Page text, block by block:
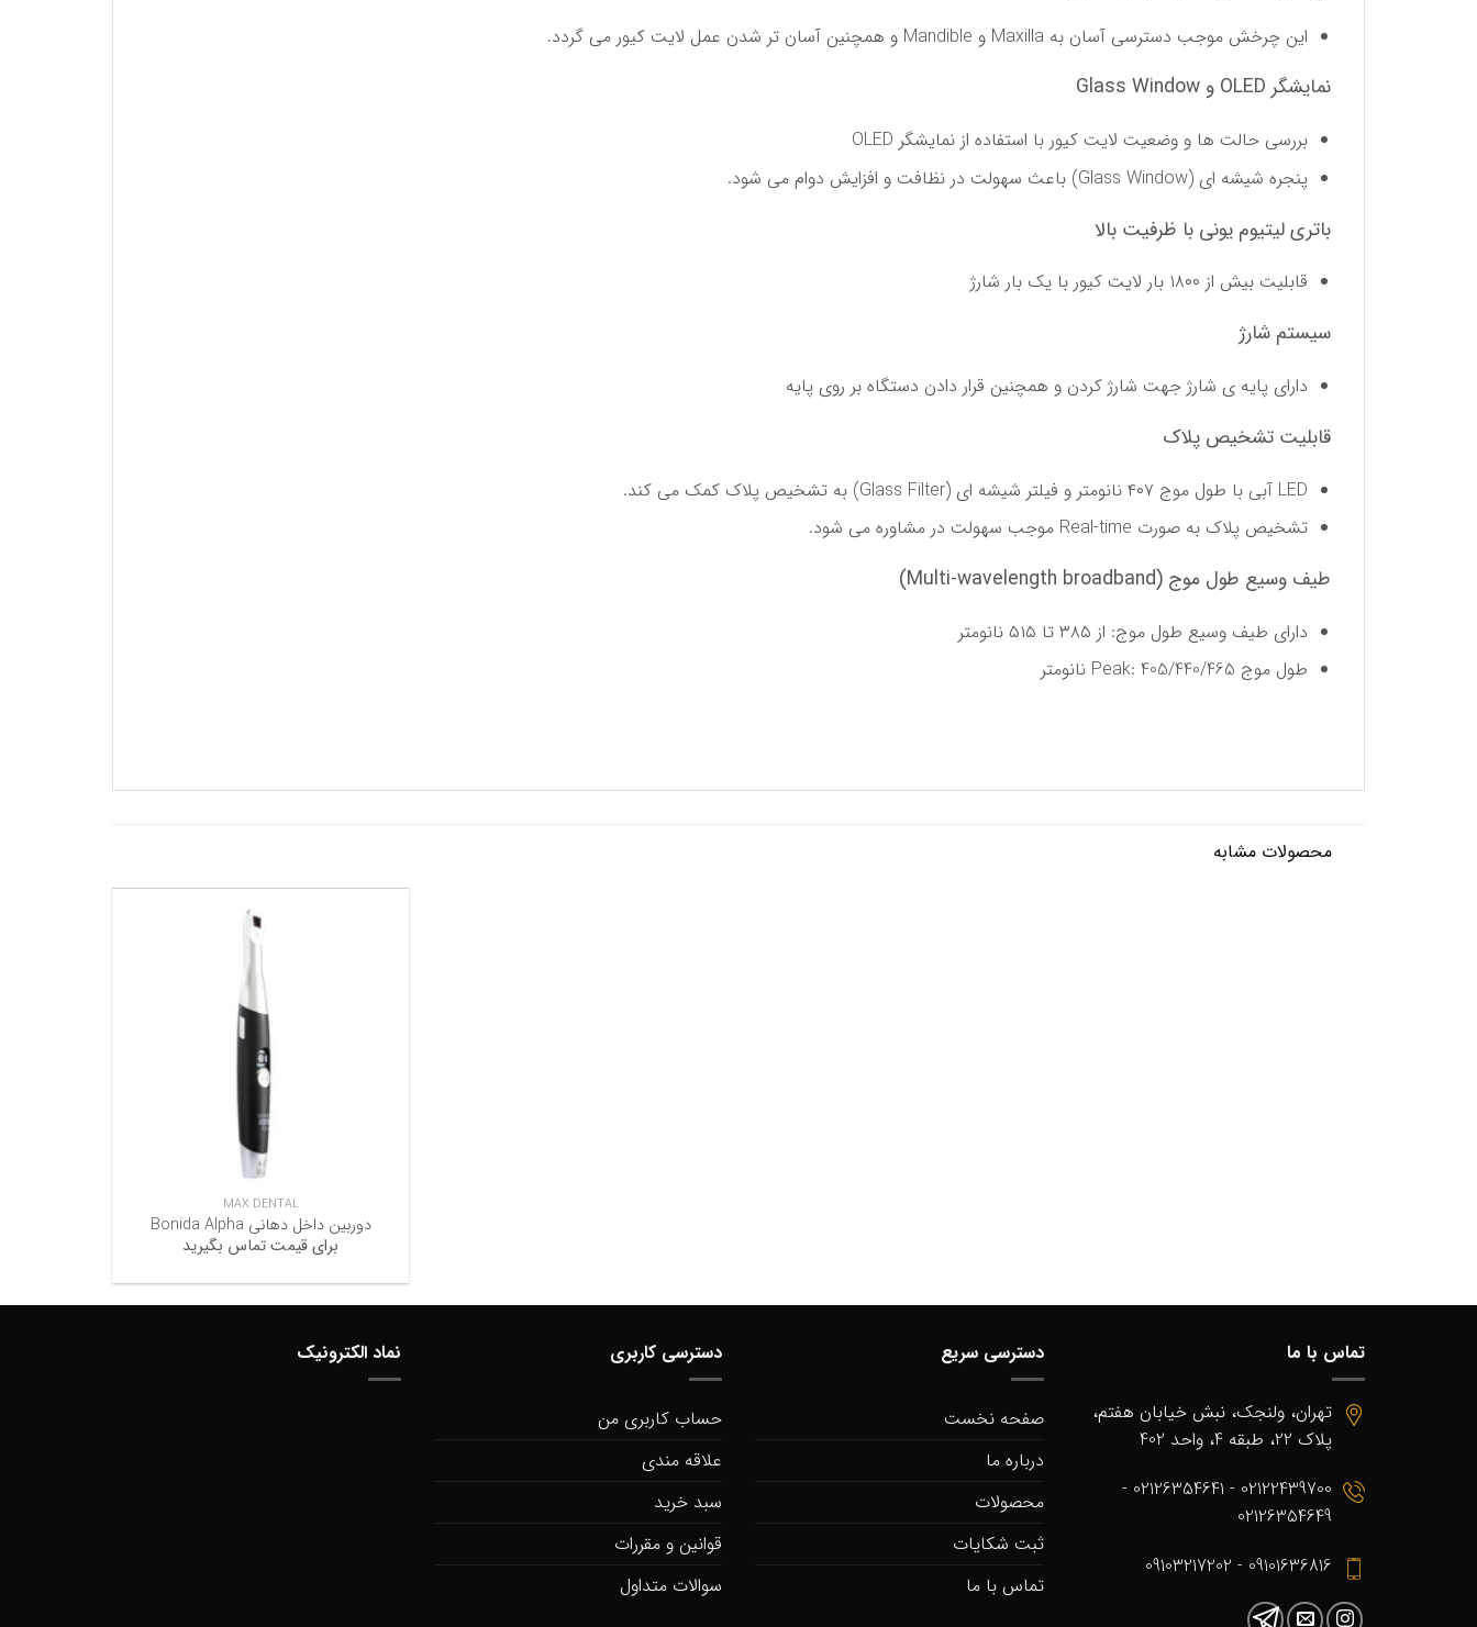
این چرخش موجب دسترسی آسان به Maxilla و Mandible و همچنین آسان تر شدن عمل لایت کیور می گردد.
نمایشگر OLED و Glass Window
بررسی حالت ها و وضعیت لایت کیور با استفاده از نمایشگر OLED
پنجره شیشه ای (Glass Window) باعث سهولت در نظافت و افزایش دوام می شود.
باتری لیتیوم یونی با ظرفیت بالا
قابلیت بیش از ۱۸۰۰ بار لایت کیور با یک بار شارژ
سیستم شارژ
دارای پایه ی شارژ جهت شارژ کردن و همچنین قرار دادن دستگاه بر روی پایه
قابلیت تشخیص پلاک
LED آبی با طول موج ۴۰۷ نانومتر و فیلتر شیشه ای (Glass Filter) به تشخیص پلاک کمک می کند.
تشخیص پلاک به صورت Real-time موجب سهولت در مشاوره می شود.
طیف وسیع طول موج (Multi-wavelength broadband)
دارای طیف وسیع طول موج: از ۳۸۵ تا ۵۱۵ نانومتر
طول موج Peak: 405/440/465 نانومتر
محصولات مشابه
MAX DENTAL
دوربین داخل دهانی Bonida Alpha
برای قیمت تماس بگیرید
تماس با ما
تهران، ولنجک، نبش خیابان هفتم،
پلاک 22، طبقه 4، واحد 402
02122439700 - 02126354641 -
02126354649
09101636816 - 09103217202
دسترسی سریع
صفحه نخست
درباره ما
محصولات
ثبت شکایات
تماس با ما
دسترسی کاربری
حساب کاربری من
علاقه مندی
سبد خرید
قوانین و مقررات
سوالات متداول
نماد الکترونیک